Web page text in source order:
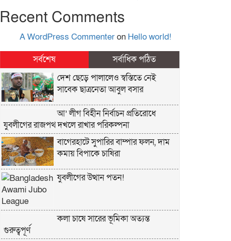
Recent Comments
A WordPress Commenteron Hello world!
সর্বশেষ
সর্বাধিক পঠিত
দেশ ছেড়ে পালালেও স্বস্তিতে নেই
সাবেক ছাত্রনেতা আবুল বসার
আ’ লীগ বিহীন নির্বাচন প্রতিরোধে
যুবলীগের রাজপথ দখলে রাখার পরিকল্পনা
বাগেরহাটে সুপারির বাম্পার ফলন, দাম
কমায় বিপাকে চাষিরা
যুবলীগের উত্থান পতন!
কলা চাষে সারের ভূমিকা অত্যন্ত
গুরুত্বপূর্ণ